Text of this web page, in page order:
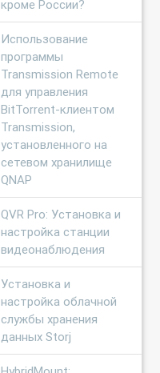
кроме России?
Использование
программы
Transmission Remote
для управления
BitTorrent-клиентом
Transmission,
установленного на
сетевом хранилище
QNAP
QVR Pro: Установка и
настройка станции
видеонаблюдения
Установка и
настройка облачной
службы хранения
данных Storj